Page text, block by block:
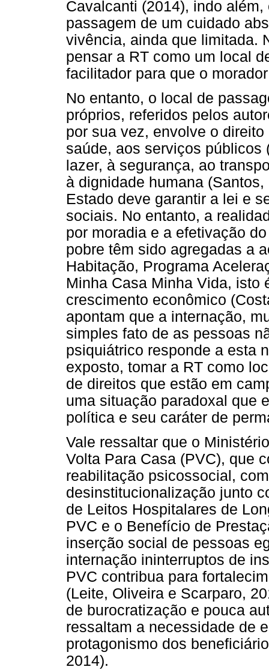
Cavalcanti (2014), indo
passagem de um cuidado
vivência, ainda que limitada.
pensar a RT como um local
facilitador para que o
No entanto, o local de
próprios, referidos pelos
por sua vez, envolve o
saúde, aos serviços públicos
lazer, à segurança, ao
à dignidade humana
Estado deve garantir a lei e
sociais. No entanto, a
por moradia e a efetivação
pobre têm sido agregadas a
Habitação, Programa
Minha Casa Minha Vida, isto
crescimento econômico
apontam que a internação,
simples fato de as pessoas
psiquiátrico responde a esta
exposto, tomar a RT como
de direitos que estão em
uma situação paradoxal que
política e seu caráter de
Vale ressaltar que o
Volta Para Casa (PVC), que
reabilitação psicossocial,
desinstitucionalização junto
de Leitos Hospitalares de
PVC e o Benefício de
inserção social de pessoas
internação ininterruptos de
PVC contribua para
(Leite, Oliveira e Scarparo,
de burocratização e pouca
ressaltam a necessidade de
protagonismo dos
2014).